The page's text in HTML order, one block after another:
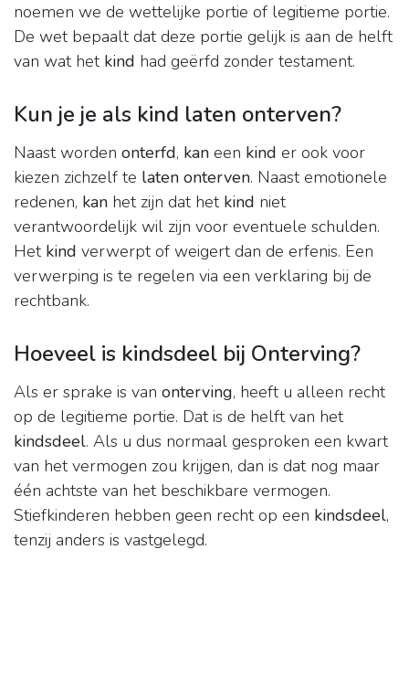
noemen we de wettelijke portie of legitieme portie.
De wet bepaalt dat deze portie gelijk is aan de helft
van wat het kind had geërfd zonder testament.
Kun je je als kind laten onterven?
Naast worden onterfd, kan een kind er ook voor
kiezen zichzelf te laten onterven. Naast emotionele
redenen, kan het zijn dat het kind niet
verantwoordelijk wil zijn voor eventuele schulden.
Het kind verwerpt of weigert dan de erfenis. Een
verwerping is te regelen via een verklaring bij de
rechtbank.
Hoeveel is kindsdeel bij Onterving?
Als er sprake is van onterving, heeft u alleen recht
op de legitieme portie. Dat is de helft van het
kindsdeel. Als u dus normaal gesproken een kwart
van het vermogen zou krijgen, dan is dat nog maar
één achtste van het beschikbare vermogen.
Stiefkinderen hebben geen recht op een kindsdeel,
tenzij anders is vastgelegd.